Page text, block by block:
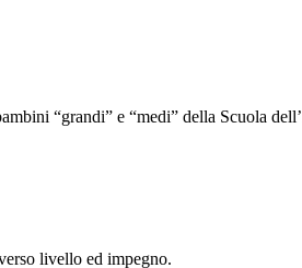
“grandi” e “medi” della Scuola
livello ed impegno.